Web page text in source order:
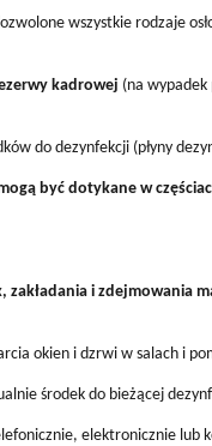
wszystkie rodzaje
kadrowej (na wypadek
do dezynfekcji (płyny
być dotykane w
i zdejmowania
okien i dzrwi w salach i
środek do bieżącej
elektronicznie lub